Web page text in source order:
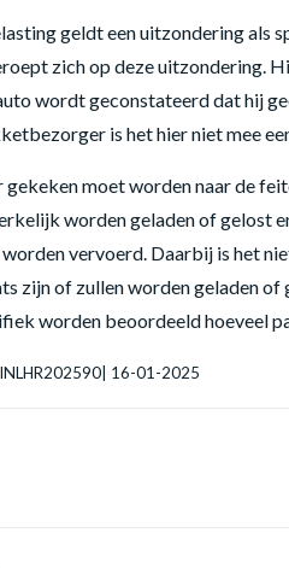
geldt een uitzondering als
zich op deze uitzondering.
wordt geconstateerd dat hij
is het hier niet mee
gekeken moet worden naar de
worden geladen of gelost
vervoerd. Daarbij is het
zijn of zullen worden geladen
worden beoordeeld hoeveel
16-01-2025